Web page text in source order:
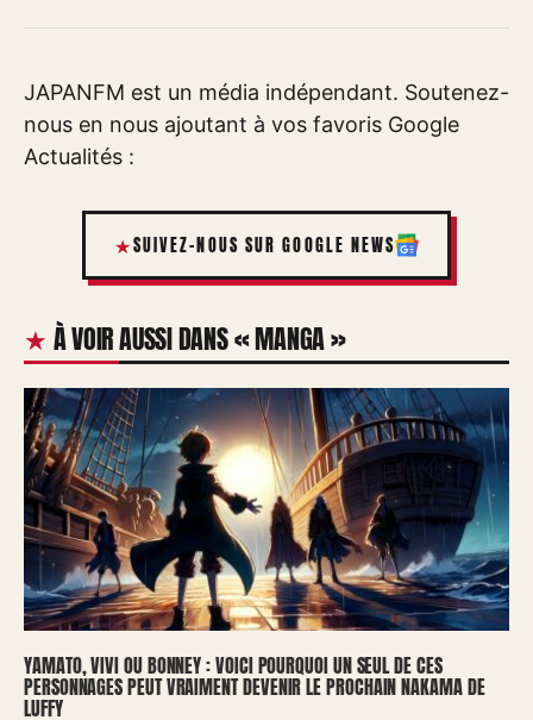
JAPANFM est un média indépendant. Soutenez-
nous en nous ajoutant à vos favoris Google
Actualités :
SUIVEZ-NOUS SUR GOOGLE NEWS
À VOIR AUSSI DANS « MANGA »
YAMATO, VIVI OU BONNEY : VOICI POURQUOI UN SEUL DE CES
PERSONNAGES PEUT VRAIMENT DEVENIR LE PROCHAIN NAKAMA DE
LUFFY